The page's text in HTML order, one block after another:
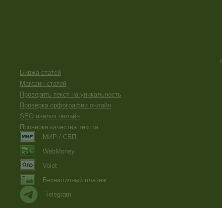
Биржа статей
Магазин статей
Проверить текст на уникальность
Проверка орфографии онлайн
SEO анализ онлайн
Проверка качества текста
МИР / СБП
WebMoney
Volet
Безналичный платеж
Telegram